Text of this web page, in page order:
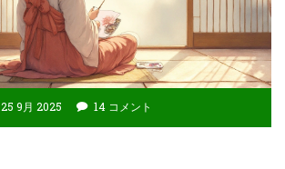
25 9月 2025 14 コメント